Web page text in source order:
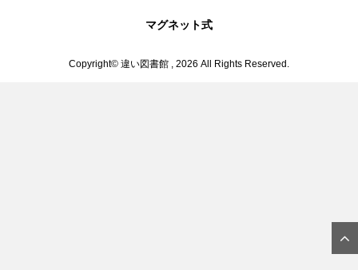
マグネット式
Copyright© 違い図書館 , 2026 All Rights Reserved.